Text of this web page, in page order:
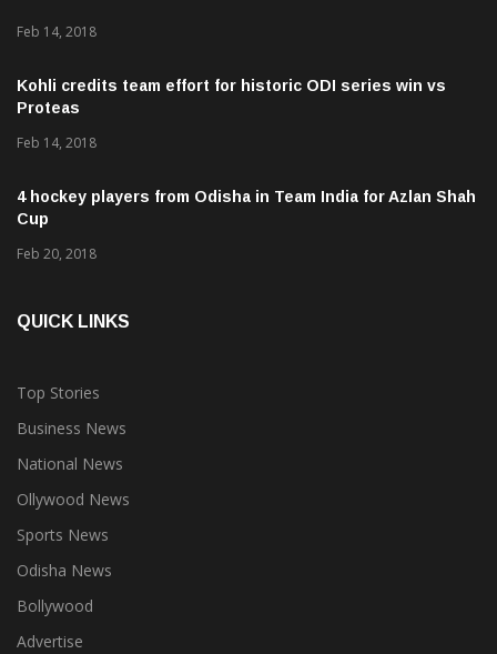
Feb 14, 2018
Kohli credits team effort for historic ODI series win vs
Proteas
Feb 14, 2018
4 hockey players from Odisha in Team India for Azlan Shah
Cup
Feb 20, 2018
QUICK LINKS
Top Stories
Business News
National News
Ollywood News
Sports News
Odisha News
Bollywood
Advertise